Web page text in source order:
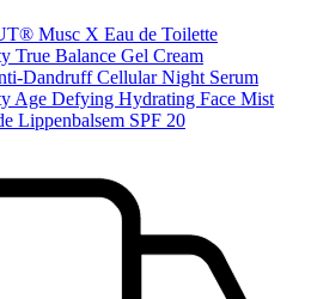
Musc X Eau de Toilette
True Balance Gel Cream
Dandruff Cellular Night Serum
Age Defying Hydrating Face Mist
Lippenbalsem SPF 20